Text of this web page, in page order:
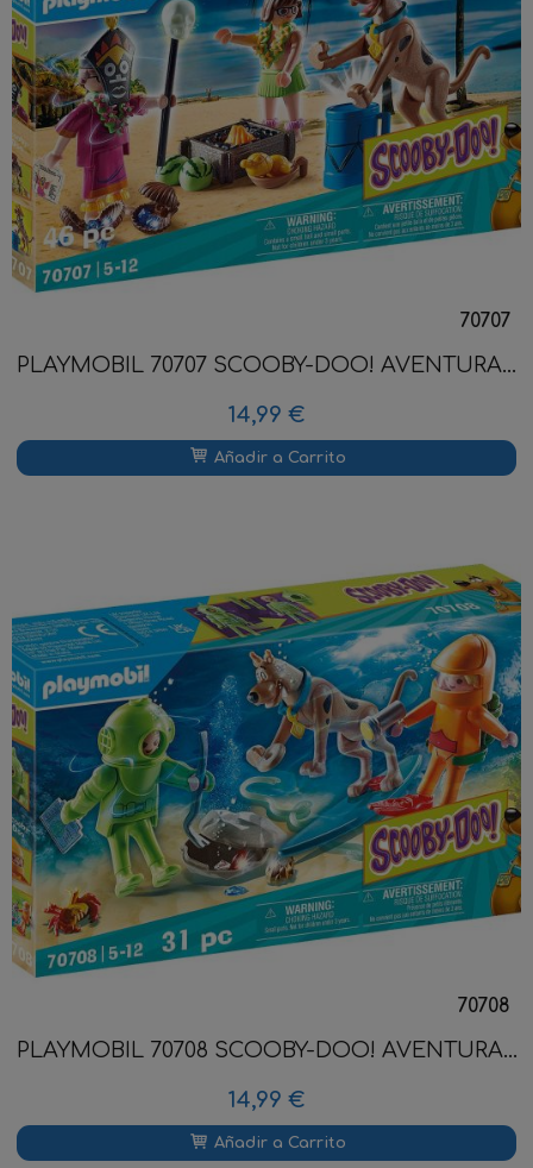
70707
PLAYMOBIL 70707 SCOOBY-DOO! AVENTURA...
14,99 €
Añadir a Carrito
70708
PLAYMOBIL 70708 SCOOBY-DOO! AVENTURA...
14,99 €
Añadir a Carrito